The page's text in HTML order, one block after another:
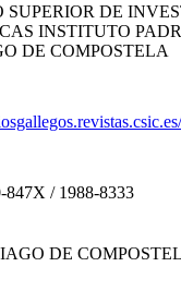
SUPERIOR DE
INSTITUTO
DE COMPOSTELA
847X / 1988-8333
DE